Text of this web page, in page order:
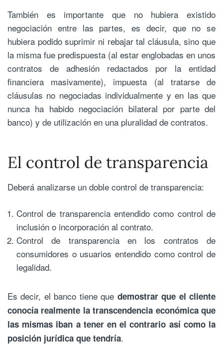
También es importante que no hubiera existido
negociación entre las partes, es decir, que no se
hubiera podido suprimir ni rebajar tal cláusula, sino que
la misma fue predispuesta (al estar englobadas en unos
contratos de adhesión redactados por la entidad
financiera masivamente), impuesta (al tratarse de
cláusulas no negociadas individualmente y en las que
nunca ha habido negociación bilateral por parte del
banco) y de utilización en una pluralidad de contratos.
El control de transparencia
Deberá analizarse un doble control de transparencia:
Control de transparencia entendido como control de
inclusión o incorporación al contrato.
Control de transparencia en los contratos de
consumidores o usuarios entendido como control de
legalidad.
Es decir, el banco tiene que demostrar que el cliente
conocía realmente la transcendencia económica que
las mismas iban a tener en el contrario así como la
posición jurídica que tendría.